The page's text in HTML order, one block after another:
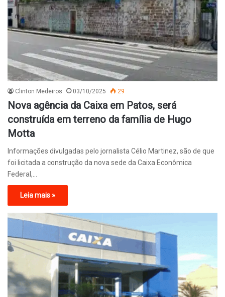
Clinton Medeiros 03/10/2025 29
Nova agência da Caixa em Patos, será
construída em terreno da família de Hugo
Motta
Informações divulgadas pelo jornalista Célio Martinez, são de que
foi licitada a construção da nova sede da Caixa Econômica
Federal,…
Leia mais »